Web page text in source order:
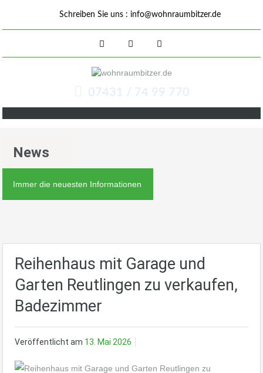
Schreiben Sie uns : info@wohnraumbitzer.de
07431 / 74 99 770
News
Immer die neuesten Informationen
Reihenhaus mit Garage und
Garten Reutlingen zu verkaufen,
Badezimmer
Veröffentlicht am 13. Mai 2026